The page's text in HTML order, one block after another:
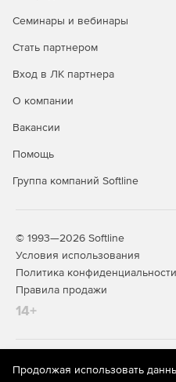
Семинары и вебинары
Стать партнером
Вход в ЛК партнера
О компании
Вакансии
Помощь
Группа компаний Softline
© 1993—2026 Softline
Условия использования
Политика конфиденциальности
Правила продажи
14+
На информационном ресурсе
рекомендательные технологии
Продолжая использовать